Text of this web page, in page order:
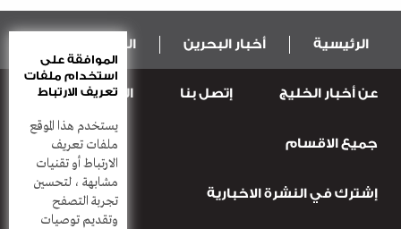
الرئيسية أخبار البحرين المال و الاقتصاد
عربية ودولية الرياضة
قضـايــا وحـــوادث أعمدة
عن أخبار الخليج إتصل بنا المطبعة
جميع الاقسام
إشترك في النشرة الاخبارية
الموافقة على
استخدام ملفات
تعريف الارتباط
يستخدم هذا الموقع
ملفات تعريف
الارتباط أو تقنيات
مشابهة ، لتحسين
تجربة التصفح
وتقديم توصيات